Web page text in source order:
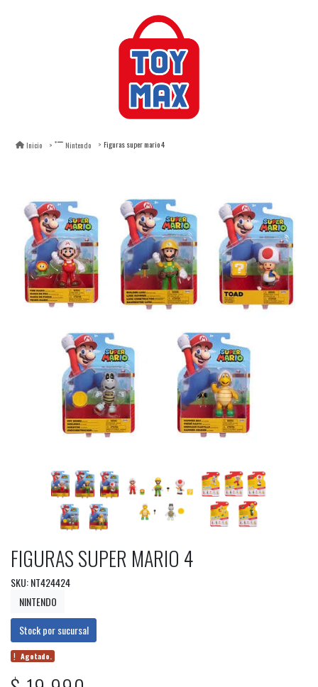
Inicio Nintendo Figuras super mario 4
FIGURAS SUPER MARIO 4
SKU: NT424424
NINTENDO
Stock por sucursal
Agotado.